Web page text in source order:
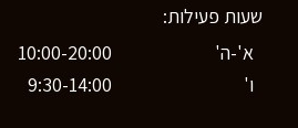
שעות פעילות:
א'-ה'
10:00-20:00
ו'
9:30-14:00